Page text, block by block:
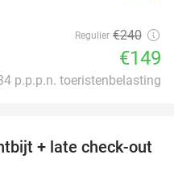
Regulier €240
€149
p.p.p.n. toeristenbelasting
34%
+ late check-out